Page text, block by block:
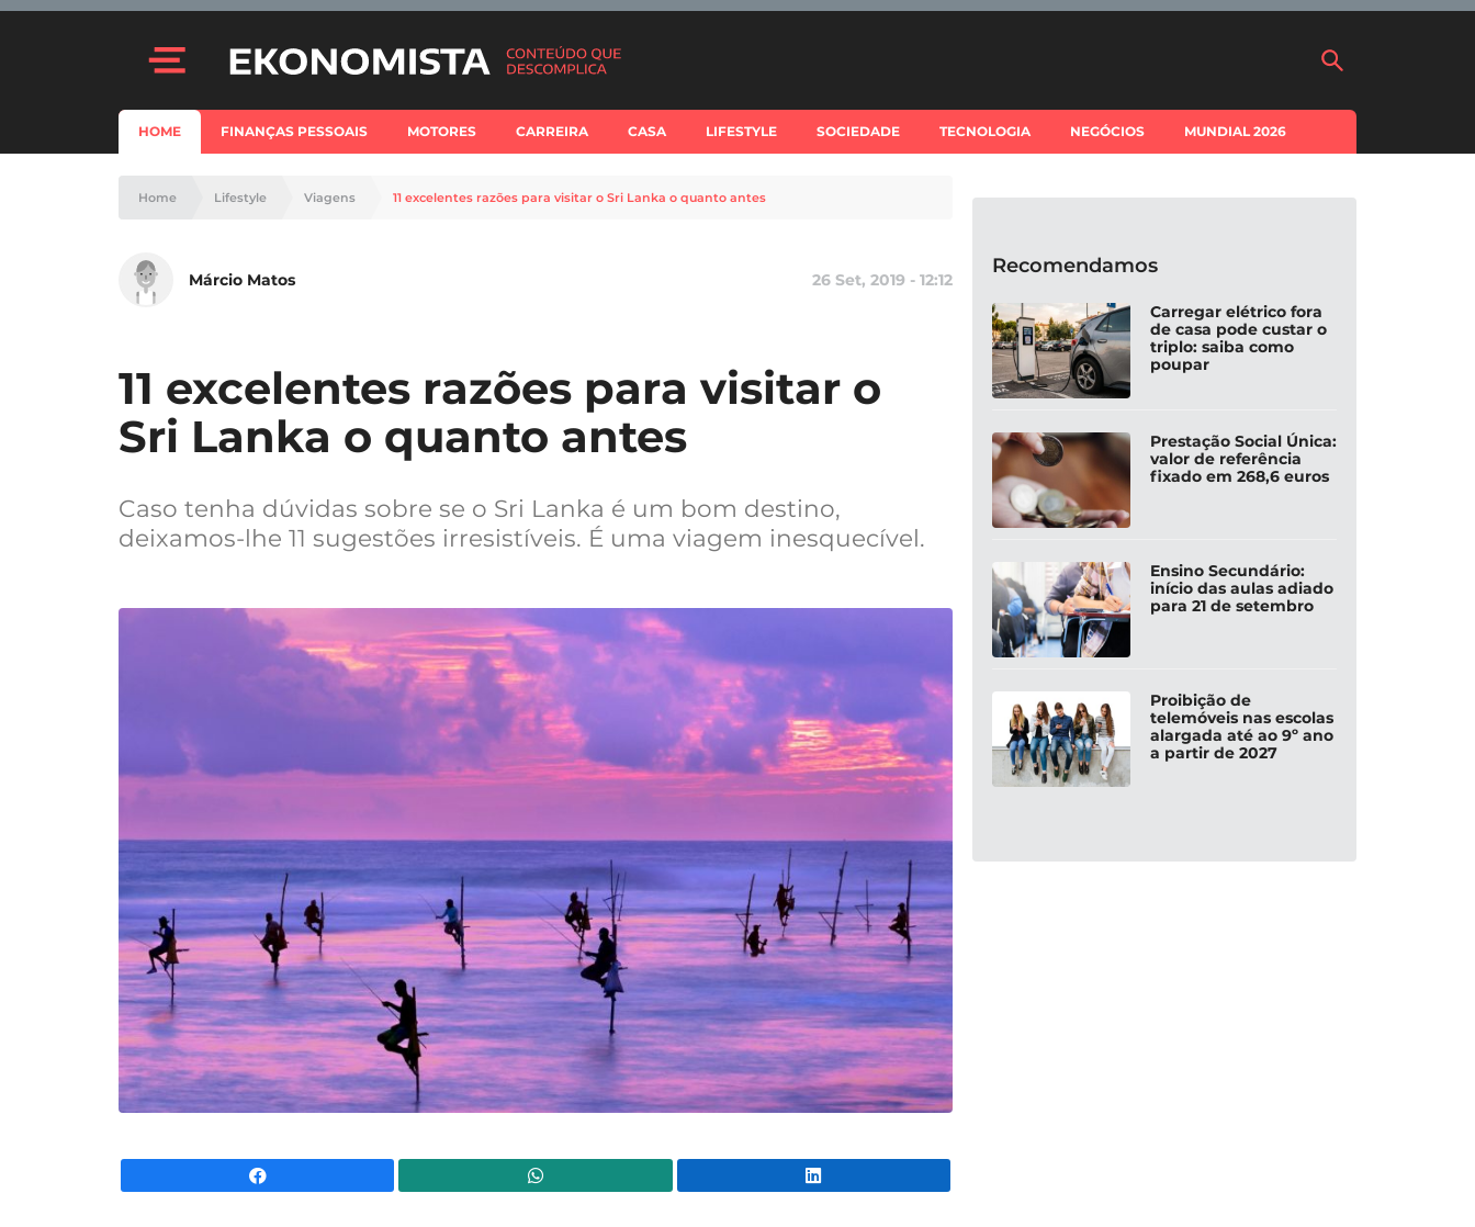
HOME FINANÇAS PESSOAIS MOTORES CARREIRA CASA LIFESTYLE SOCIEDADE TECNOLOGIA NEGÓCIOS MUNDIAL 2026
Home Lifestyle Viagens 11 excelentes razões para visitar o Sri Lanka o quanto antes
Márcio Matos 26 Set, 2019 - 12:12
11 excelentes razões para visitar o
Sri Lanka o quanto antes
Caso tenha dúvidas sobre se o Sri Lanka é um bom destino,
deixamos-lhe 11 sugestões irresistíveis. É uma viagem inesquecível.
Recomendamos
Carregar elétrico fora
de casa pode custar o
triplo: saiba como
poupar
Prestação Social Única:
valor de referência
fixado em 268,6 euros
Ensino Secundário:
início das aulas adiado
para 21 de setembro
Proibição de
telemóveis nas escolas
alargada até ao 9º ano
a partir de 2027